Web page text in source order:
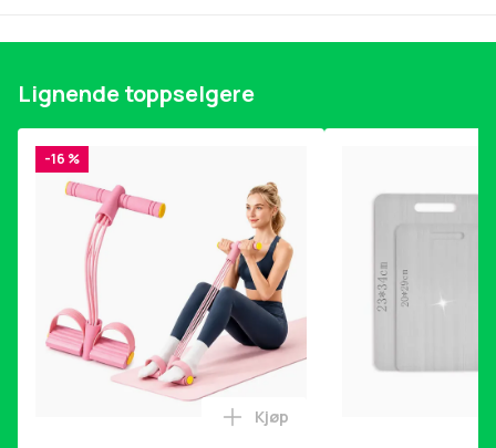
8d33f03c-18a9-5039-98b1-be40a7dcd497
Produktsikkerhetsinformasjon
Lignende toppselgere
-16 %
Legg Magetrener, 6-rørs
Kjøp